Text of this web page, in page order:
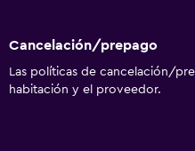
Cancelación/prepago
Las políticas de cancelación/
habitación y el proveedor.